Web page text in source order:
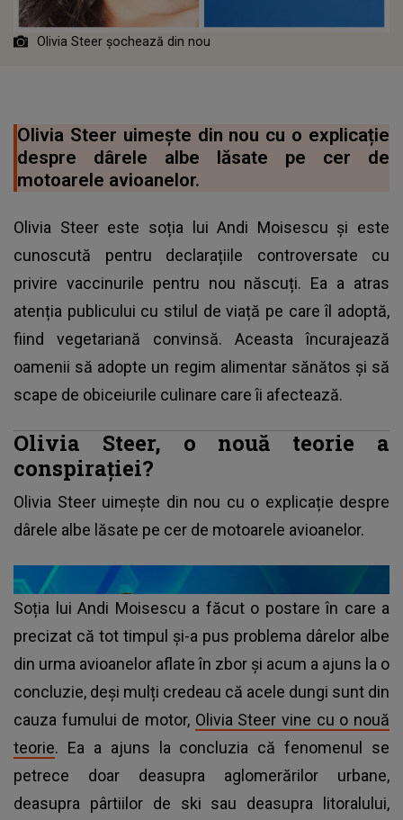
Olivia Steer șochează din nou
Olivia Steer uimește din nou cu o explicație
despre dârele albe lăsate pe cer de
motoarele avioanelor.
Olivia Steer este soția lui Andi Moisescu și este
cunoscută pentru declarațiile controversate cu
privire vaccinurile pentru nou născuți. Ea a atras
atenția publicului cu stilul de viață pe care îl adoptă,
fiind vegetariană convinsă. Aceasta încurajează
oamenii să adopte un regim alimentar sănătos și să
scape de obiceiurile culinare care îi afectează.
Olivia Steer, o nouă teorie a
conspirației?
Olivia Steer uimește din nou cu o explicație despre
dârele albe lăsate pe cer de motoarele avioanelor.
Soția lui Andi Moisescu a făcut o postare în care a
precizat că tot timpul și-a pus problema dârelor albe
din urma avioanelor aflate în zbor și acum a ajuns la o
concluzie, deși mulți credeau că acele dungi sunt din
cauza fumului de motor, Olivia Steer vine cu o nouă
teorie. Ea a ajuns la concluzia că fenomenul se
petrece doar deasupra aglomerărilor urbane,
deasupra pârtiilor de ski sau deasupra litoralului,